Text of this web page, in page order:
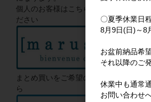
個人のお客様はこちらからご確認く
ださい
まとめ買いをご希望のお客様はこち
ら
〇夏季休業日
8月9日(日)～8
お盆前納品希
それ以降のご
休業中も通常
お問い合わせ